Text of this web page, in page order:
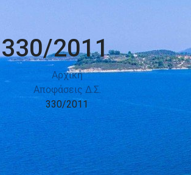
330/2011
Αρχική
Αποφάσεις Δ.Σ.
330/2011